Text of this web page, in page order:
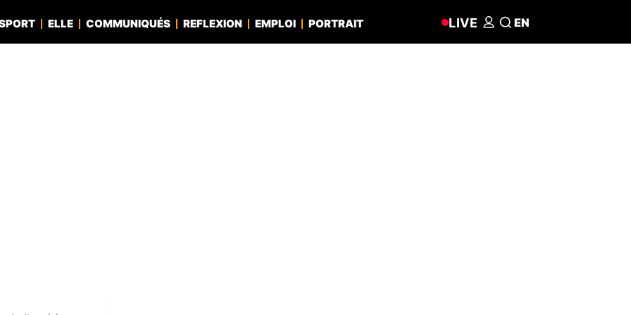
ELLE COMMUNIQUÉS REFLEXION EMPLOI PORTRAIT LIVE EN